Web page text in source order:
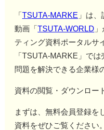
「 TSUTA-MARKE 」は
動画「 TSUTA-WORLD
ティング資料ポータルサ
「TSUTA-MARKE」で
問題を解決できる企業様
資料の閲覧・ダウンロー
まずは、無料会員登録を
資料をぜひご覧ください。